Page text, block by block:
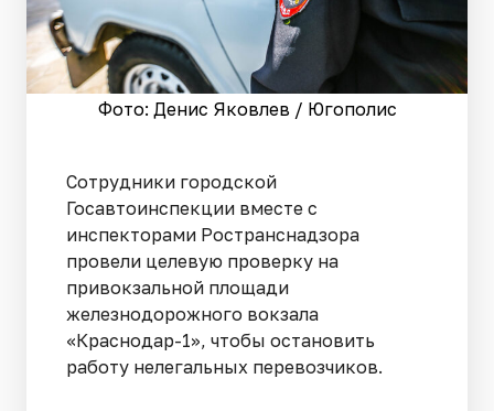
Фото: Денис Яковлев / Югополис
Сотрудники городской
Госавтоинспекции вместе с
инспекторами Ространснадзора
провели целевую проверку на
привокзальной площади
железнодорожного вокзала
«Краснодар-1», чтобы остановить
работу нелегальных перевозчиков.